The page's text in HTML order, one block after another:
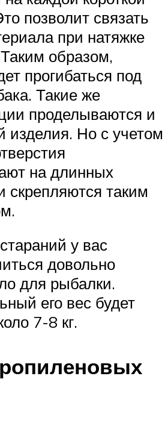
позволит связать
при натяжке
образом,
прогибаться под
Такие же
проделываются и
изделия. Но с учетом
на длинных
скрепляются таким
у вас
довольно
для рыбалки.
его вес будет
7-8 кг.